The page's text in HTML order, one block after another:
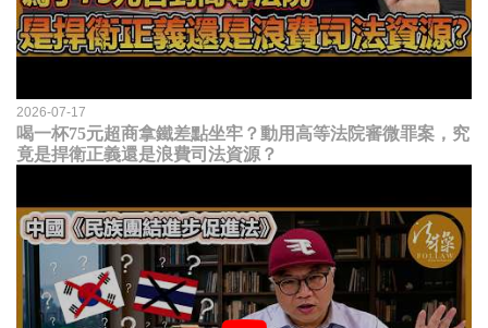
2026-07-17
喝一杯75元超商拿鐵差點坐牢？動用高等法院審微罪案，究
竟是捍衛正義還是浪費司法資源？